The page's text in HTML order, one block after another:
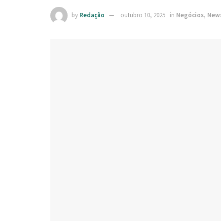
by Redação outubro 10, 2025 in Negócios,